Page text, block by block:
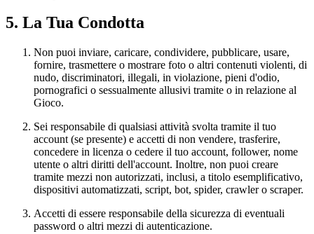
5. La Tua Condotta
Non puoi inviare, caricare, condividere, pubblicare, usare,
fornire, trasmettere o mostrare foto o altri contenuti violenti, di
nudo, discriminatori, illegali, in violazione, pieni d'odio,
pornografici o sessualmente allusivi tramite o in relazione al
Gioco.
Sei responsabile di qualsiasi attività svolta tramite il tuo
account (se presente) e accetti di non vendere, trasferire,
concedere in licenza o cedere il tuo account, follower, nome
utente o altri diritti dell'account. Inoltre, non puoi creare
tramite mezzi non autorizzati, inclusi, a titolo esemplificativo,
dispositivi automatizzati, script, bot, spider, crawler o scraper.
Accetti di essere responsabile della sicurezza di eventuali
password o altri mezzi di autenticazione.